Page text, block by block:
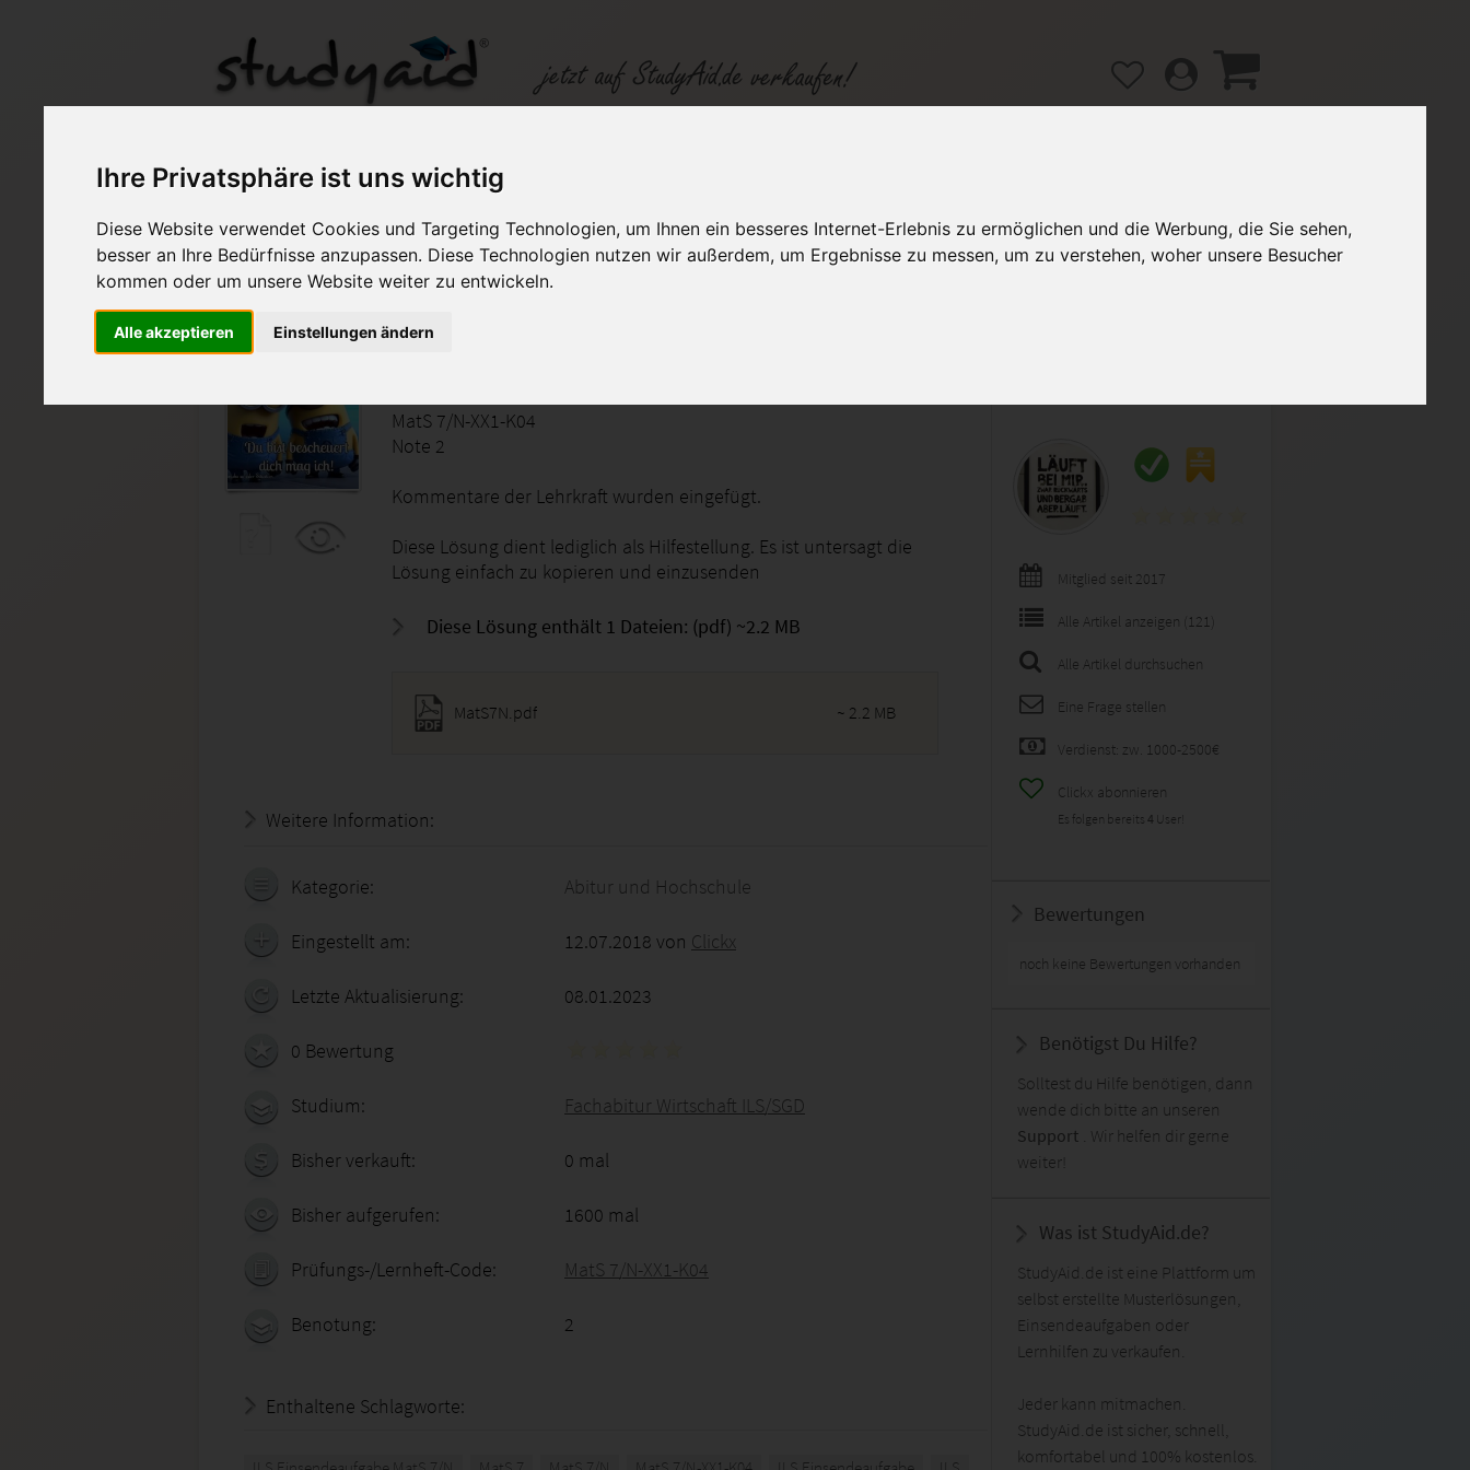
Ihre Privatsphäre ist uns wichtig
Diese Website verwendet Cookies und Targeting Technologien, um Ihnen ein besseres Internet-Erlebnis zu ermöglichen und die Werbung, die Sie sehen,
besser an Ihre Bedürfnisse anzupassen. Diese Technologien nutzen wir außerdem, um Ergebnisse zu messen, um zu verstehen, woher unsere Besucher
kommen oder um unsere Website weiter zu entwickeln.
Alle akzeptieren Einstellungen ändern
ILS Einsendeaufgabe MatS 7/N
Auf StudyAid.de verkaufen Kategorien Studiengänge / Lehrgänge Hilfe / FAQ
MatS 7/N-XX1-K04
Note 2
Kommentare der Lehrkraft wurden eingefügt.
Diese Lösung dient lediglich als Hilfestellung. Es ist untersagt die
Lösung einfach zu kopieren und einzusenden
Diese Lösung enthält 1 Dateien: (pdf) ~2.2 MB
MatS7N.pdf ~ 2.2 MB
Weitere Information:
Kategorie: Abitur und Hochschule
Eingestellt am: 12.07.2018 von Clickx
Letzte Aktualisierung: 08.01.2023
0 Bewertung
Studium: Fachabitur Wirtschaft ILS/SGD
Bisher verkauft: 0 mal
Bisher aufgerufen: 1600 mal
Prüfungs-/Lernheft-Code: MatS 7/N-XX1-K04
Benotung: 2
Enthaltene Schlagworte:
Mitglied seit 2017
Alle Artikel anzeigen (121)
Alle Artikel durchsuchen
Eine Frage stellen
Verdienst: zw. 1000-2500€
Clickx abonnieren
Es folgen bereits 4 User!
Bewertungen
noch keine Bewertungen vorhanden
Benötigst Du Hilfe?
Solltest du Hilfe benötigen, dann
wende dich bitte an unseren
Support . Wir helfen dir gerne
weiter!
Was ist StudyAid.de?
StudyAid.de ist eine Plattform um
selbst erstellte Musterlösungen,
Einsendeaufgaben oder
Lernhilfen zu verkaufen.
Jeder kann mitmachen.
StudyAid.de ist sicher, schnell,
komfortabel und 100% kostenlos.